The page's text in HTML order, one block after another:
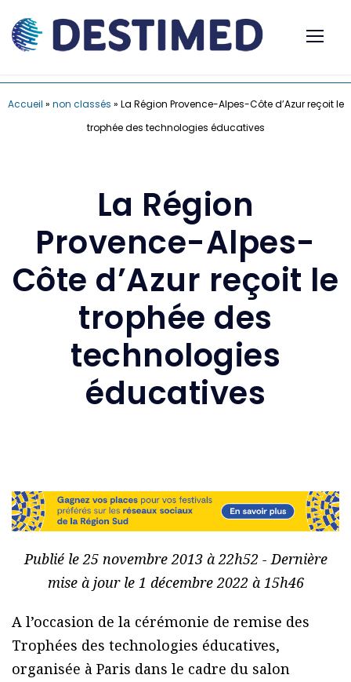
Accueil » non classés » La Région Provence-Alpes-Côte d’Azur reçoit le
trophée des technologies éducatives
La Région
Provence-Alpes-
Côte d’Azur reçoit le
trophée des
technologies
éducatives
Publié le 25 novembre 2013 à 22h52 - Dernière
mise à jour le 1 décembre 2022 à 15h46
A l’occasion de la cérémonie de remise des
Trophées des technologies éducatives,
organisée à Paris dans le cadre du salon